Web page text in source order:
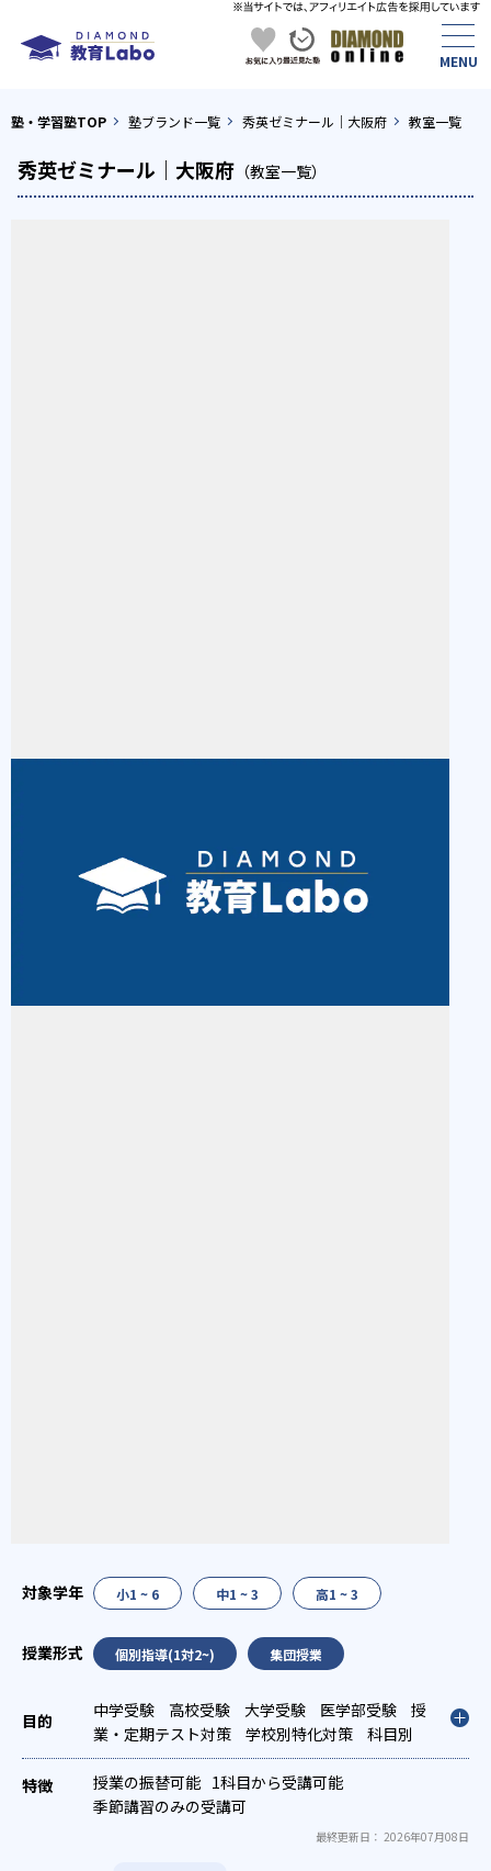
塾・学習塾TOP 塾ブランド一覧 秀英ゼミナール｜大阪府 教室一覧
秀英ゼミナール｜大阪府 （教室一覧）
小1 ~ 6 中1 ~ 3 高1 ~ 3
個別指導(1対2~) 集団授業
中学受験 高校受験 大学受験 医学部受験
授
業・定期テスト対策
学校別特化対策
科目別
特化対策
授業の振替可能 1科目から受講可能
季節講習のみの受講可
最終更新日： 2026年07月08日